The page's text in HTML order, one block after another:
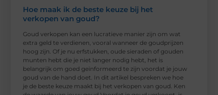
Hoe maak ik de beste keuze bij het
verkopen van goud?
Goud verkopen kan een lucratieve manier zijn om wat
extra geld te verdienen, vooral wanneer de goudprijzen
hoog zijn. Of je nu erfstukken, oude sieraden of gouden
munten hebt die je niet langer nodig hebt, het is
belangrijk om goed geïnformeerd te zijn voordat je jouw
goud van de hand doet. In dit artikel bespreken we hoe
je de beste keuze maakt bij het verkopen van goud. Ken